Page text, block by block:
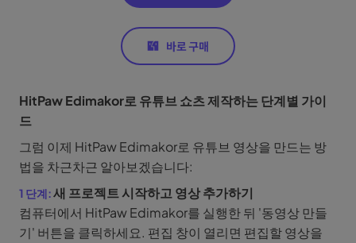
HitPaw Edimakor로 유튜브 쇼츠 제작하는 단계별 가이
드
그럼 이제 HitPaw Edimakor로 유튜브 영상을 만드는 방
법을 차근차근 알아보겠습니다:
새 프로젝트 시작하고 영상 추가하기
컴퓨터에서 HitPaw Edimakor를 실행한 뒤 '동영상 만들
기' 버튼을 클릭하세요. 편집 창이 열리면 편집할 영상을